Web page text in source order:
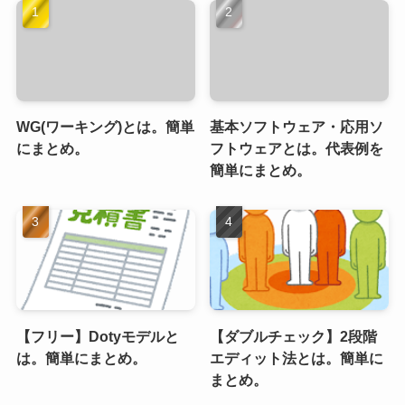
WG(ワーキング)とは。簡単
にまとめ。
基本ソフトウェア・応用ソ
フトウェアとは。代表例を
簡単にまとめ。
【フリー】Dotyモデルと
は。簡単にまとめ。
【ダブルチェック】2段階
エディット法とは。簡単に
まとめ。